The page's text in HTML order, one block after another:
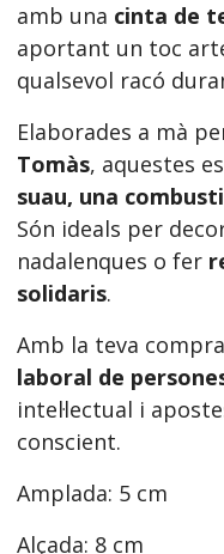
amb una cinta de
aportant un toc
qualsevol racó
Elaborades a mà
Tomàs, aquestes
suau, una
Són ideals per
nadalenques o fer
solidaris.
Amb la teva
laboral de
intel·lectual i
conscient.
Amplada: 5 cm
Alçada: 8 cm